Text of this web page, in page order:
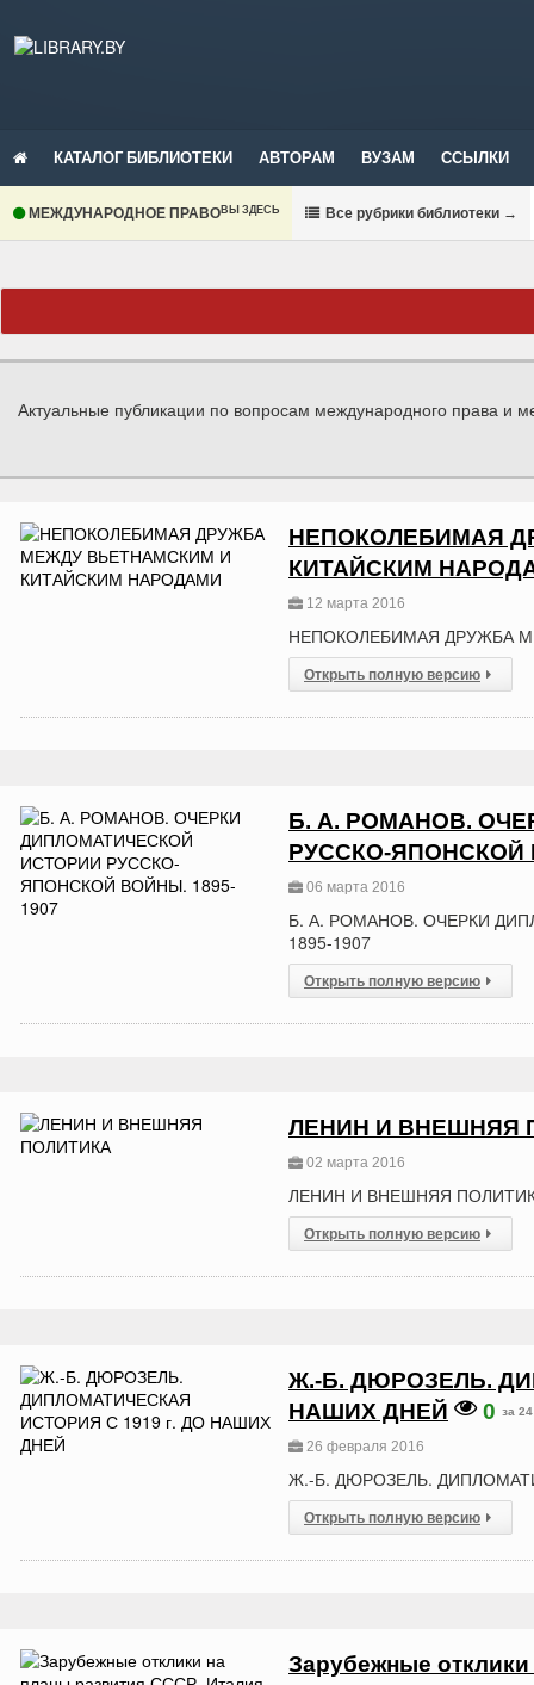
КАТАЛОГ БИБЛИОТЕКИ АВТОРАМ ВУЗАМ ССЫЛКИ
МЕЖДУНАРОДНОЕ ПРАВОВЫ ЗДЕСЬ Все рубрики библиотеки →
Актуальные публикации по вопросам международного права и
НЕПОКОЛЕБИМАЯ
КИТАЙСКИМ
12 марта 2016
НЕПОКОЛЕБИМАЯ ДРУЖБА
Открыть полную версию
Б. А. РОМАНОВ.
РУССКО-ЯПОНСКОЙ
06 марта 2016
Б. А. РОМАНОВ. ОЧЕРКИ
1895-1907
Открыть полную версию
ЛЕНИН И ВНЕШНЯЯ
02 марта 2016
ЛЕНИН И ВНЕШНЯЯ
Открыть полную версию
Ж.-Б. ДЮРОЗЕЛЬ.
НАШИХ ДНЕЙ
0 за
26 февраля 2016
Ж.-Б. ДЮРОЗЕЛЬ.
Открыть полную версию
Зарубежные